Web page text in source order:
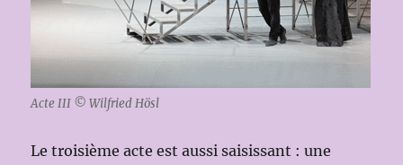
Acte III © Wilfried Hösl
Le troisième acte est aussi saisissant : une